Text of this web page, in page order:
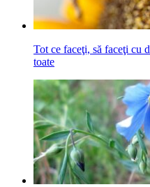
Tot ce faceţi, să faceţi cu
toate